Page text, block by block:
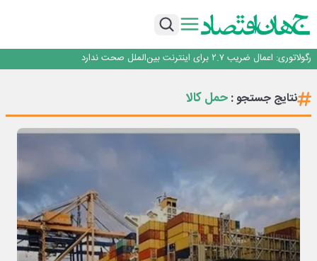
یک اشتباه کلاد، تمام اطلاعات کاربر را به باد داد
رگولاتوری: اعمال ضریب ۲.۷ برای اینترنت بین‌الملل صحت ندارد
با تقاضای برق ناپایدار هوش مصنوعی خودزنی می‌کند
یک اشتباه کلاد، تمام اطلاعات کاربر را به باد داد
نتایج جستجو :حمل کالا